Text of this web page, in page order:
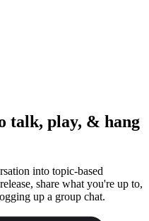
talk, play, & hang
into topic-based
share what you're up to,
up a group chat.